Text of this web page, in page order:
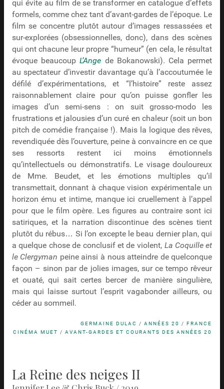
qui évite au film de se transformer en catalogue d’effets
formels, comme chez tant d’avant-gardes de l’époque. Le
film se concentre plutôt autour d’images ressassées et
sur-explorées (obsessionnelles, donc), dans des scènes
qui ont chacune leur propre “humeur” (en cela, le résultat
évoque beaucoupL’Ange de Bokanowski). Cela permet
au spectateur d’investir davantage qu’à l’accoutumée le
défilé d’expérimentations, et “l’histoire” reste assez
raisonnablement claire pour qu’on puisse gonfler les
images d’un semi-sens : on suit grosso-modo les
frustrations et jalousies d’un curé en chaleur (soit un bon
pitch de comédie française !). Mais la logique des rêves,
revendiquée dès l’ouverture, peine à convaincre en ce que
ses ressorts restent ici moins émotionnels
qu’intellectuels ou démonstratifs. Le visage douloureux
de Mme. Beudet, et les émotions multiples qu’il
transmettait, donnant à chaque vision expérimentale un
horizon ému et intime, manque ici cruellement à l’appel
pour que le film opère. Les figures au contraire sont ici
satiriques, et la narration discontinue des scènes tient
plutôt du rébus… Si l’on excepte le beau dernier plan, qui
a quelque chose de conclusif et de violent, La Coquille et
le Clergyman peine ainsi à nous atteindre de quelconque
façon – sinon par de jolies images, sur ce tempo rêveur
et ouaté, qui sait certes bercer de manière singulière,
mais qui laisse surtout l’esprit vagabonder ailleurs, ou
céder au sommeil.
GERMAINE DULAC /ANNÉES 20 /FRANCE
CINÉMA MUET /AVANT-GARDES ET COURANTS DES ANNÉES 20
La Reine des neiges II